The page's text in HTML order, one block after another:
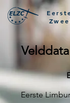
Eerste